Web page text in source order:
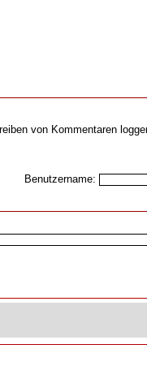
von Kommentaren
Benutzername: